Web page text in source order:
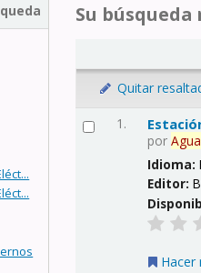
Su
Quitar
1.
porAgua
Idioma:
Editor:
Hacer